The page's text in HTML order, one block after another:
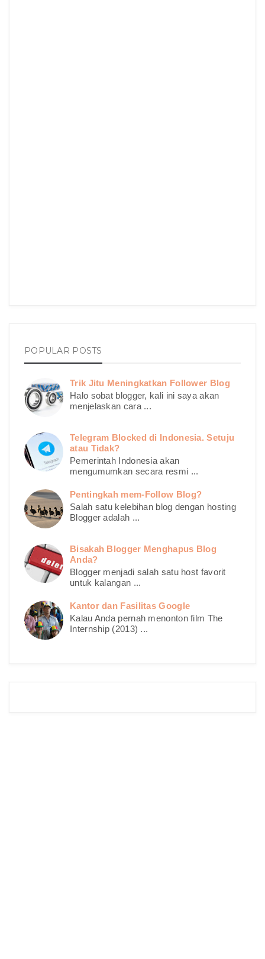
POPULAR POSTS
Trik Jitu Meningkatkan Follower Blog
Halo sobat blogger, kali ini saya akan
menjelaskan cara ...
Telegram Blocked di Indonesia. Setuju
atau Tidak?
Pemerintah Indonesia akan
mengumumkan secara resmi ...
Pentingkah mem-Follow Blog?
Salah satu kelebihan blog dengan hosting
Blogger adalah ...
Bisakah Blogger Menghapus Blog
Anda?
Blogger menjadi salah satu host favorit
untuk kalangan ...
Kantor dan Fasilitas Google
Kalau Anda pernah menonton film The
Internship (2013) ...